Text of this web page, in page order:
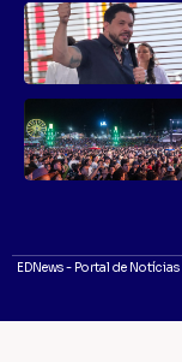
EDNews - Portal de